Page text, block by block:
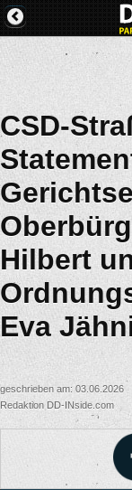
CSD-
Hilbert
Eva
geschrieben am: 03.06.2026
Redaktion DD-INside.com